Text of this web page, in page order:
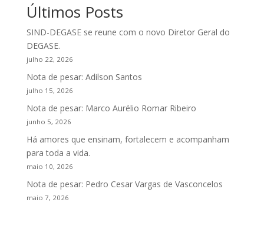
Últimos Posts
SIND-DEGASE se reune com o novo Diretor Geral do
DEGASE.
julho 22, 2026
Nota de pesar: Adilson Santos
julho 15, 2026
Nota de pesar: Marco Aurélio Romar Ribeiro
junho 5, 2026
Há amores que ensinam, fortalecem e acompanham
para toda a vida.
maio 10, 2026
Nota de pesar: Pedro Cesar Vargas de Vasconcelos
maio 7, 2026